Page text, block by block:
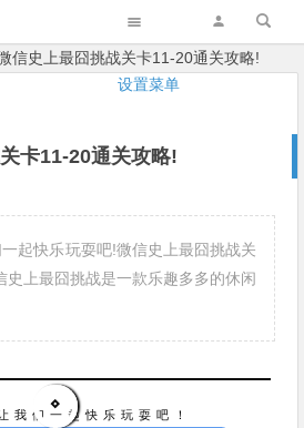
设置菜单
信史上最囧挑战关卡11-20通关攻略!
卡11-20通关攻略!
起快乐玩耍吧!微信史上最囧挑战关
上最囧挑战是一款乐趣多多的休闲
我们一起快乐玩耍吧！